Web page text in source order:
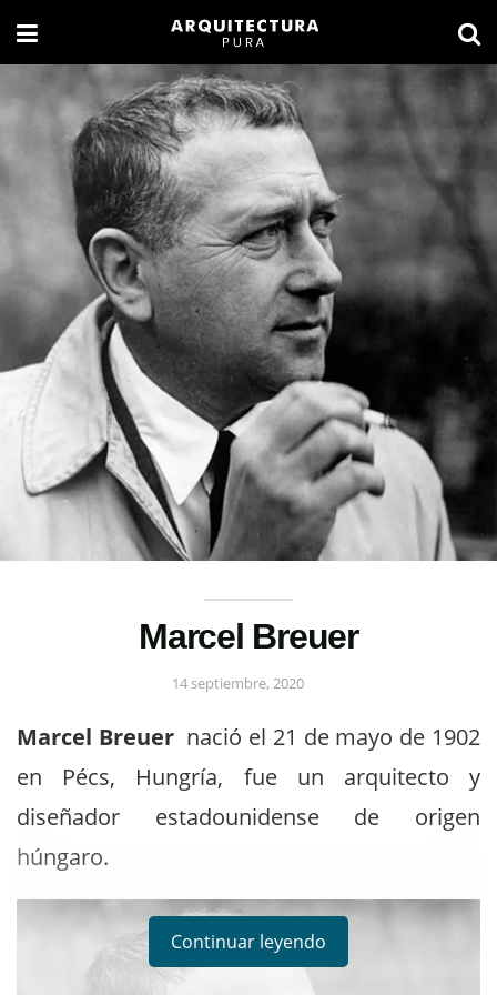
Marcel Breuer
14 septiembre, 2020
Marcel Breuernació el 21 de mayo de 1902
en Pécs, Hungría, fue un arquitecto y
diseñador estadounidense de origen
húngaro.
Continuar leyendo